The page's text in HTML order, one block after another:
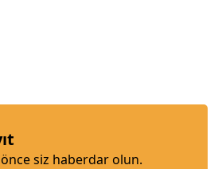
siz haberdar olun.